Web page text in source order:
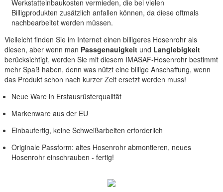
Werkstatteinbaukosten vermieden, die bei vielen
Billigprodukten zusätzlich anfallen können, da diese oftmals
nachbearbeitet werden müssen.
Vielleicht finden Sie im Internet einen billigeres Hosenrohr als
diesen, aber wenn man Passgenauigkeit und Langlebigkeit
berücksichtigt, werden Sie mit diesem IMASAF-Hosenrohr bestimmt
mehr Spaß haben, denn was nützt eine billige Anschaffung, wenn
das Produkt schon nach kurzer Zeit ersetzt werden muss!
Neue Ware in Erstausrüsterqualität
Markenware aus der EU
Einbaufertig, keine Schweißarbeiten erforderlich
Originale Passform: altes Hosenrohr abmontieren, neues
Hosenrohr einschrauben - fertig!